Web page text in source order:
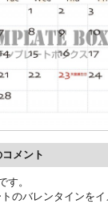
メント
す。
のバレンタインを